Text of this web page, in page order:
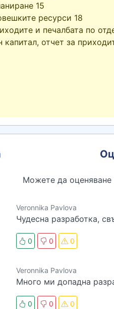
15
ресурси 18
и печалбата по
капитал, отчет за
Можете да оценяване
Veronnika Pavlova
Чудесна разработка,
0 0 0
Veronnika Pavlova
Много ми допадна
0 0 0